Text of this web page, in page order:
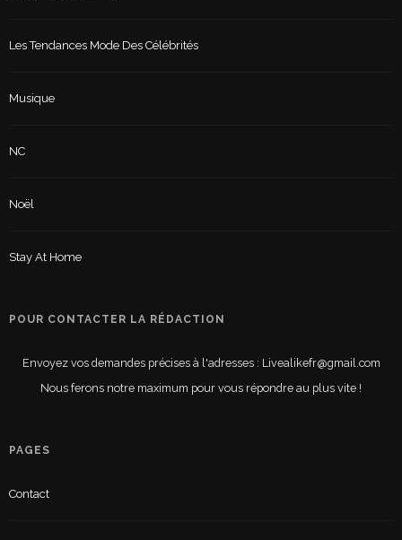
Les Tendances Mode Des Célébrités
Musique
NC
Noël
Stay At Home
POUR CONTACTER LA RÉDACTION
Envoyez vos demandes précises à l'adresses : Livealikefr@gmail.com
Nous ferons notre maximum pour vous répondre au plus vite !
PAGES
Contact